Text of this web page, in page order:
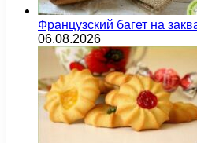
Французский багет на
06.08.2026